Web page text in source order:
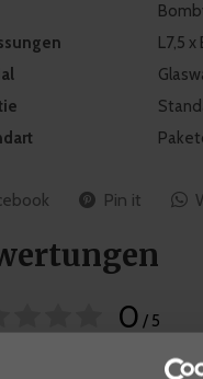
L7,5 x
Pin it
0 / 5